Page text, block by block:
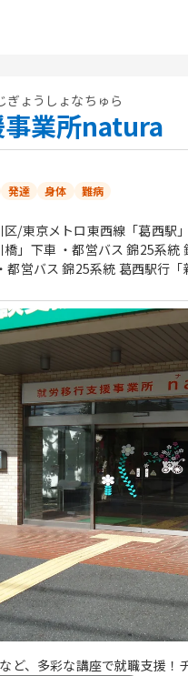
ぎょうしょなちゅら
業所natura
発達 身体 難病
区/東京メトロ東西線「葛西駅
」下車 ・都営バス 錦25系
都営バス 錦25系統 葛西駅行「
ど、多彩な講座で就職支援！